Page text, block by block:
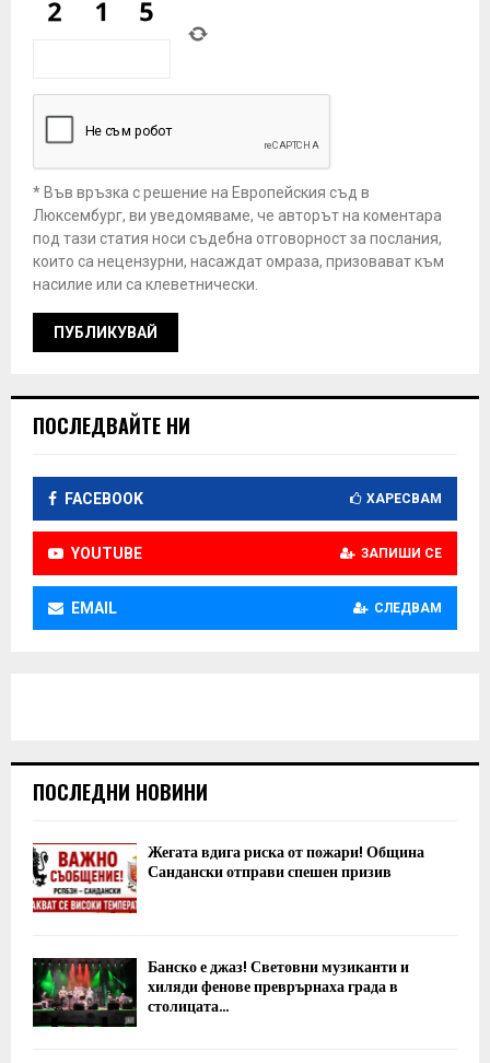
* Във връзка с решение на Европейския съд в
Люксембург, ви уведомяваме, че авторът на коментара
под тази статия носи съдебна отговорност за послания,
които са нецензурни, насаждат омраза, призовават към
насилие или са клеветнически.
ПОСЛЕДВАЙТЕ НИ
FACEBOOK ХАРЕСВАМ
YOUTUBE ЗАПИШИ СЕ
EMAIL СЛЕДВАМ
ПОСЛЕДНИ НОВИНИ
Жегата вдига риска от пожари! Община
Сандански отправи спешен призив
Банско е джаз! Световни музиканти и
хиляди фенове преврърнаха града в
столицата...